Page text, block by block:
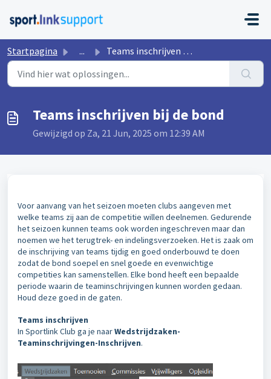
Startpagina ... Teams inschrijven bij de bond
Teams inschrijven bij de bond
Gewijzigd op Za, 21 Jun, 2025 om 12:39 AM
Voor aanvang van het seizoen moeten clubs aangeven met
welke teams zij aan de competitie willen deelnemen. Gedurende
het seizoen kunnen teams ook worden ingeschreven maar dan
noemen we het terugtrek- en indelingsverzoeken. Het is zaak om
de inschrijving van teams tijdig en goed onderbouwd te doen
zodat de bond soepel en snel goede en evenwichtige
competities kan samenstellen. Elke bond heeft een bepaalde
periode waarin de teaminschrijvingen kunnen worden gedaan.
Houd deze goed in de gaten.
Teams inschrijven
In Sportlink Club ga je naarWedstrijdzaken-
Teaminschrijvingen-Inschrijven.